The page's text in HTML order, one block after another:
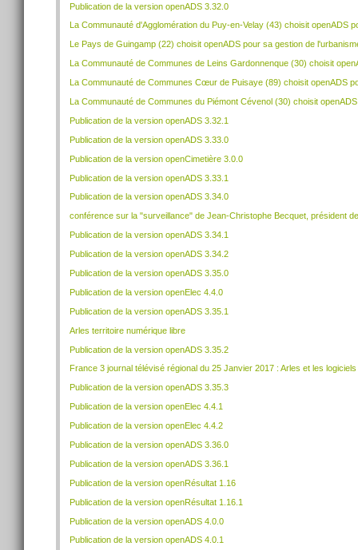
Publication de la version openADS 3.32.0
La Communauté d'Agglomération du Puy-en-Velay (43) choisit openADS
Le Pays de Guingamp (22) choisit openADS pour sa gestion de
La Communauté de Communes de Leins Gardonnenque (30) choisit
La Communauté de Communes Cœur de Puisaye (89) choisit openADS
La Communauté de Communes du Piémont Cévenol (30) choisit
Publication de la version openADS 3.32.1
Publication de la version openADS 3.33.0
Publication de la version openCimetière 3.0.0
Publication de la version openADS 3.33.1
Publication de la version openADS 3.34.0
conférence sur la "surveillance" de Jean-Christophe Becquet, président
Publication de la version openADS 3.34.1
Publication de la version openADS 3.34.2
Publication de la version openADS 3.35.0
Publication de la version openElec 4.4.0
Publication de la version openADS 3.35.1
Arles territoire numérique libre
Publication de la version openADS 3.35.2
France 3 journal télévisé régional du 25 Janvier 2017 : Arles et les
Publication de la version openADS 3.35.3
Publication de la version openElec 4.4.1
Publication de la version openElec 4.4.2
Publication de la version openADS 3.36.0
Publication de la version openADS 3.36.1
Publication de la version openRésultat 1.16
Publication de la version openRésultat 1.16.1
Publication de la version openADS 4.0.0
Publication de la version openADS 4.0.1